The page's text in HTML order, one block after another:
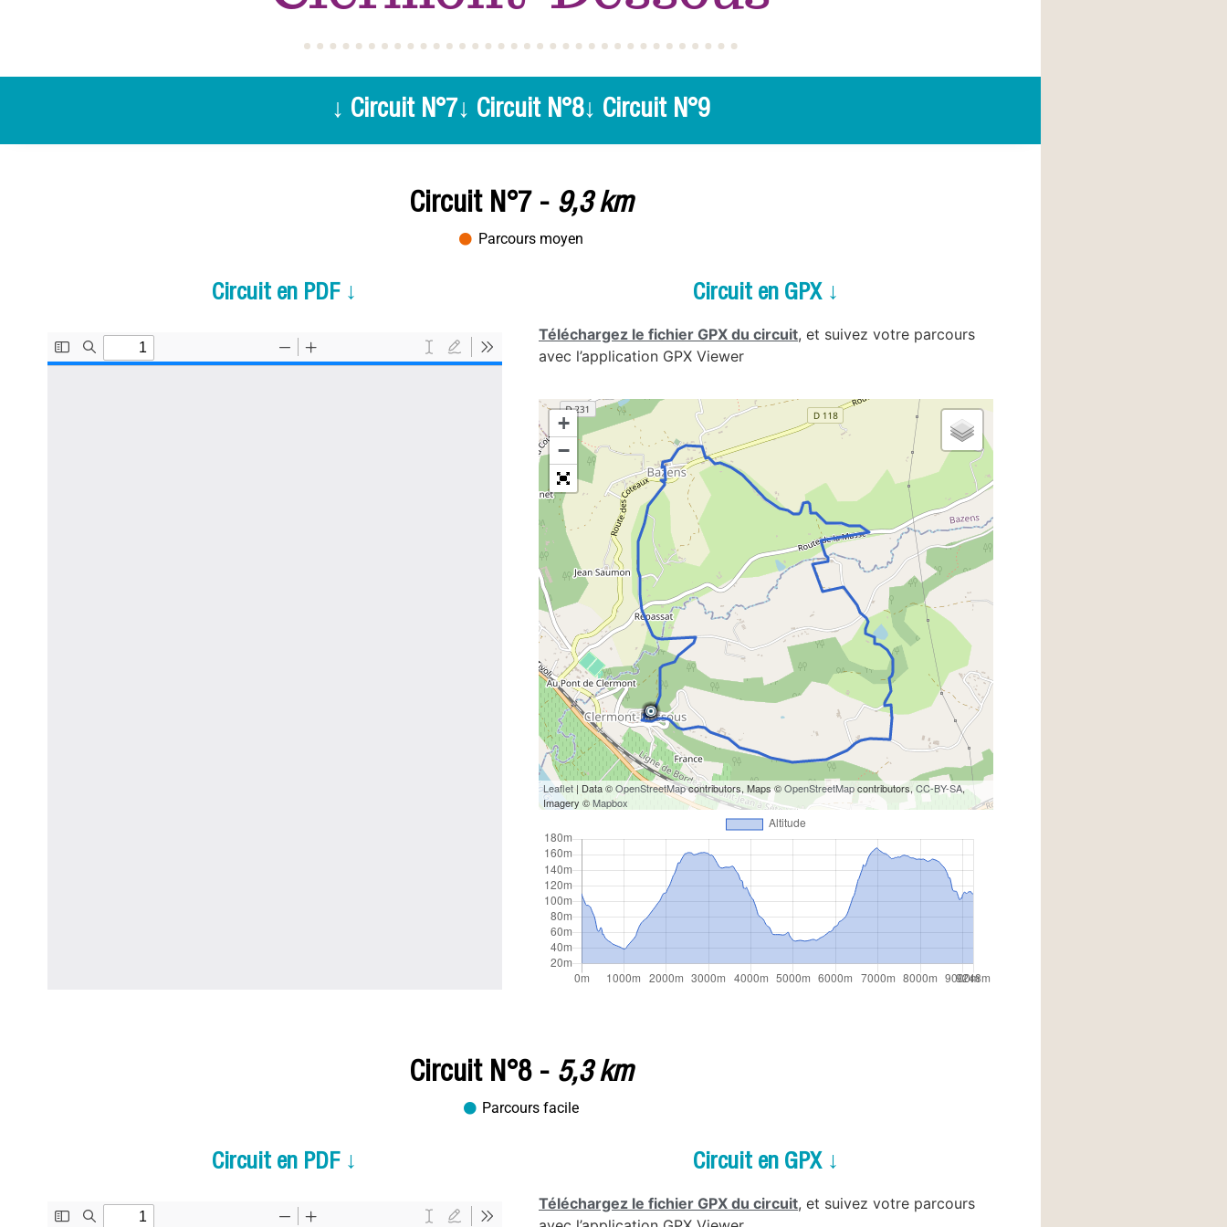
↓ Circuit N°7↓ Circuit N°8↓ Circuit N°9
Circuit N°7 - 9,3 km
Parcours moyen
Circuit en PDF ↓ Circuit en GPX ↓
Téléchargez le fichier GPX du circuit, et suivez votre parcours
avec l’application GPX Viewer
+
−
Leaflet | Data ©OpenStreetMapcontributors, Maps ©OpenStreetMapcontributors, CC-BY-SA,
Imagery ©Mapbox
Circuit N°8 - 5,3 km
Parcours facile
Circuit en PDF ↓ Circuit en GPX ↓
Téléchargez le fichier GPX du circuit, et suivez votre parcours